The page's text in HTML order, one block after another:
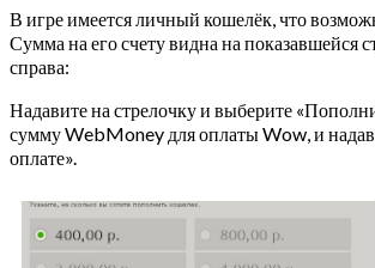
В игре имеется личный кошелёк, что
Сумма на его счету видна на показавшейся
справа:
Надавите на стрелочку и выберите
сумму WebMoney для оплаты Wow, и
оплате».